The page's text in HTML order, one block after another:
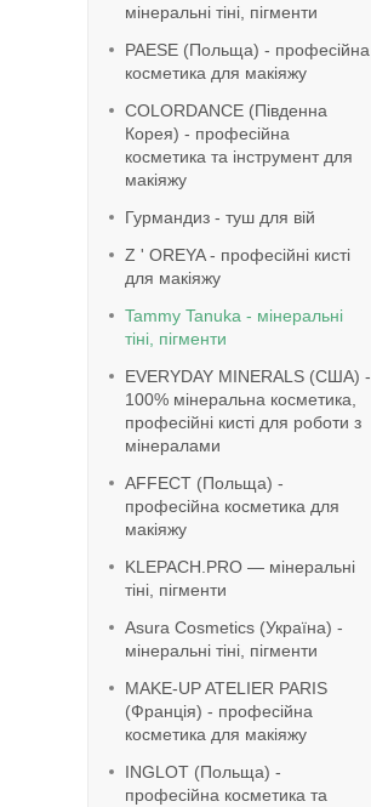
мінеральні тіні, пігменти
PAESE (Польща) - професійна
косметика для макіяжу
COLORDANCE (Південна
Корея) - професійна
косметика та інструмент для
макіяжу
Гурмандиз - туш для вій
Z ' OREYA - професійні кисті
для макіяжу
Tammy Tanuka - мінеральні
тіні, пігменти
EVERYDAY MINERALS (США) -
100% мінеральна косметика,
професійні кисті для роботи з
мінералами
AFFECT (Польща) -
професійна косметика для
макіяжу
KLEPACH.PRO — мінеральні
тіні, пігменти
Asura Cosmetics (Україна) -
мінеральні тіні, пігменти
MAKE-UP ATELIER PARIS
(Франція) - професійна
косметика для макіяжу
INGLOT (Польща) -
професійна косметика та